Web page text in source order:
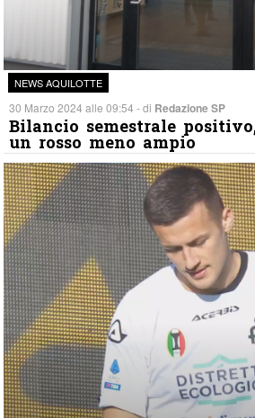
NEWS AQUILOTTE
30 Marzo 2024 alle 09:54 - di Redazione SP
Bilancio semestrale
un rosso meno ampio